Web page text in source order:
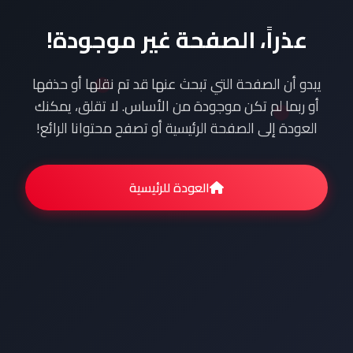
عذراً، الصفحة غير موجودة!
يبدو أن الصفحة التي تبحث عنها قد تم نقلها أو حذفها
أو ربما لم تكن موجودة من الأساس. لا تقلق، يمكنك
العودة إلى الصفحة الرئيسية أو تصفح محتوانا الرائع!
العودة للرئيسية